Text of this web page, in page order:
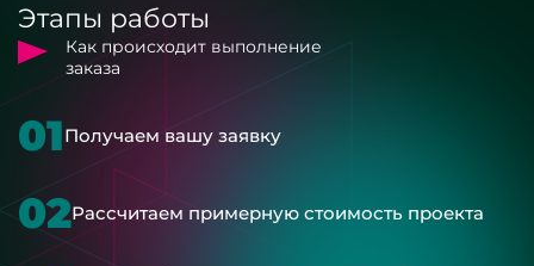
Этапы работы
Как происходит выполнение
заказа
01Получаем вашу заявку
02Рассчитаем примерную стоимость проекта